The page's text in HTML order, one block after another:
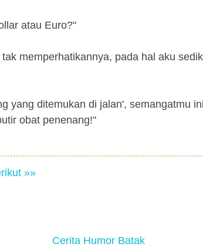
atau Euro?"
memperhatikannya, pada hal aku
yang ditemukan di jalan', semangatmu
obat penenang!"
»»
Cerita Humor Batak